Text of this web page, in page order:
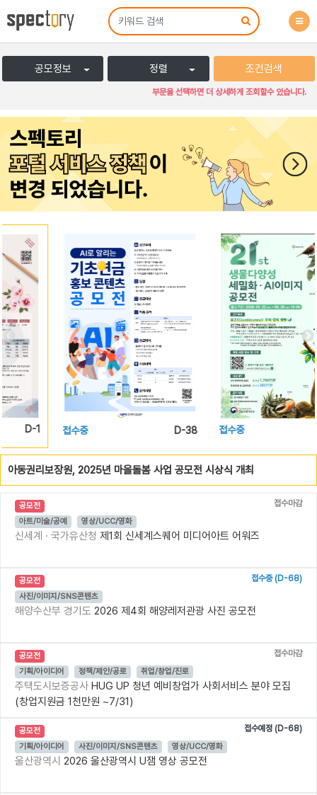
공모정보 정렬 조건검색
부문을 선택하면 더 상세하게 조회할수 있습니다.
접수중 접수중
아동권리보장원, 2025년 마을돌봄 사업 공모전 시상식 개최
공모전
접수마감
아트/미술/공예
영상/UCC/영화
신세계 · 국가유산청 제1회 신세계스퀘어 미디어아트 어워즈
공모전
접수중 (D-68)
사진/이미지/SNS콘텐츠
해양수산부 경기도 2026 제4회 해양레저관광 사진 공모전
공모전
접수마감
기획/아이디어
정책/제안/공로 취업/창업/진로
주택도시보증공사 HUG UP 청년 예비창업가 사회서비스 분야 모집
(창업지원금 1천만원 ~7/31)
공모전
접수예정 (D-68)
기획/아이디어
사진/이미지/SNS콘텐츠 영상/UCC/영화
울산광역시 2026 울산광역시 U잼 영상 공모전